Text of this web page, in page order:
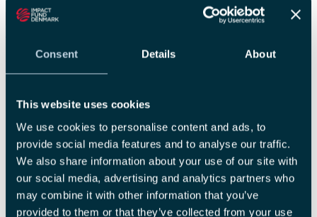
Consent Details About
This website uses cookies
We use cookies to personalise content and ads, to
provide social media features and to analyse our traffic.
We also share information about your use of our site with
our social media, advertising and analytics partners who
may combine it with other information that you’ve
provided to them or that they’ve collected from your use
Søg
2. januar 2002